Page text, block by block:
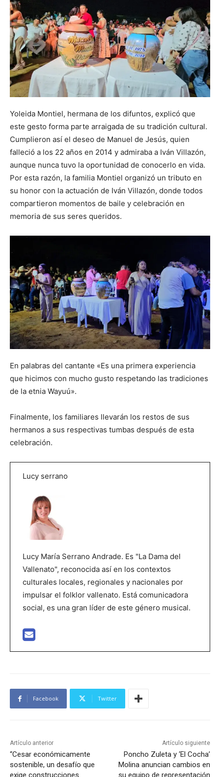
Yoleida Montiel, hermana de los difuntos, explicó que
este gesto forma parte arraigada de su tradición cultural.
Cumplieron así el deseo de Manuel de Jesús, quien
falleció a los 22 años en 2014 y admiraba a Iván Villazón,
aunque nunca tuvo la oportunidad de conocerlo en vida.
Por esta razón, la familia Montiel organizó un tributo en
su honor con la actuación de Iván Villazón, donde todos
compartieron momentos de baile y celebración en
memoria de sus seres queridos.
En palabras del cantante «Es una primera experiencia
que hicimos con mucho gusto respetando las tradiciones
de la etnia Wayuú».
Finalmente, los familiares llevarán los restos de sus
hermanos a sus respectivas tumbas después de esta
celebración.
Lucy serrano
Lucy María Serrano Andrade. Es "La Dama del
Vallenato", reconocida así en los contextos
culturales locales, regionales y nacionales por
impulsar el folklor vallenato. Está comunicadora
social, es una gran líder de este género musical.
Facebook Twitter
Artículo anterior
“Cesar económicamente
sostenible, un desafío que
exige construcciones
Artículo siguiente
Poncho Zuleta y ‘El Cocha’
Molina anuncian cambios en
su equipo de representación